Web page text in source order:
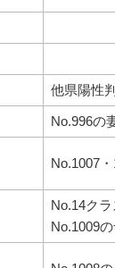
他県陽性
No.996の
No.1007
No.14ク
No.1009